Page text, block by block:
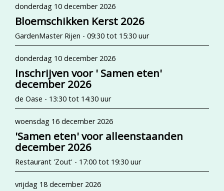
donderdag 10 december 2026
Bloemschikken Kerst 2026
GardenMaster Rijen - 09:30 tot 15:30 uur
donderdag 10 december 2026
Inschrijven voor ' Samen eten'
december 2026
de Oase - 13:30 tot 14:30 uur
woensdag 16 december 2026
'Samen eten' voor alleenstaanden
december 2026
Restaurant 'Zout' - 17:00 tot 19:30 uur
vrijdag 18 december 2026